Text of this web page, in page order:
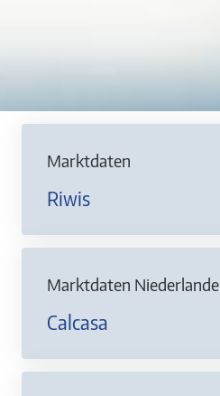
Marktdaten
Riwis
Marktdaten Niederlande
Calcasa